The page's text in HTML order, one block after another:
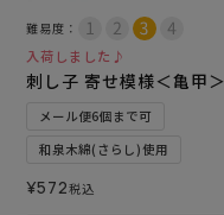
難易度：
入荷しました♪
刺し子 寄せ模様＜亀甲＞
メール便6個まで可
和泉木綿(さらし)使用
¥572税込